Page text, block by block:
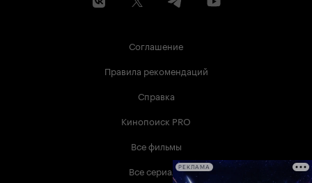
Соглашение
Правила рекомендаций
Справка
Кинопоиск PRO
Все фильмы
Все сериалыРЕКЛАМА